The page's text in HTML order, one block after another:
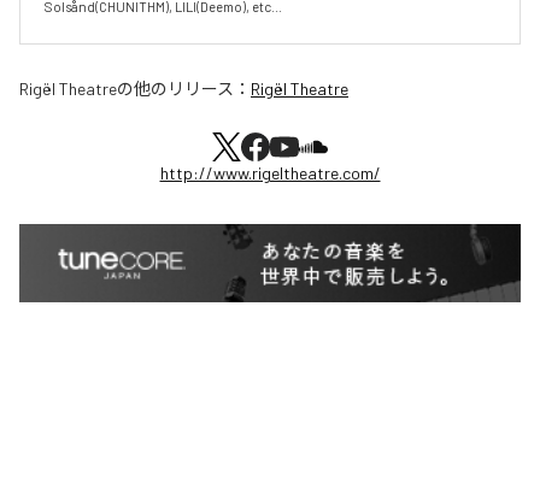
Solsånd(CHUNITHM), LILI(Deemo), etc...
Rigël Theatreの他のリリース： Rigël Theatre
http://www.rigeltheatre.com/